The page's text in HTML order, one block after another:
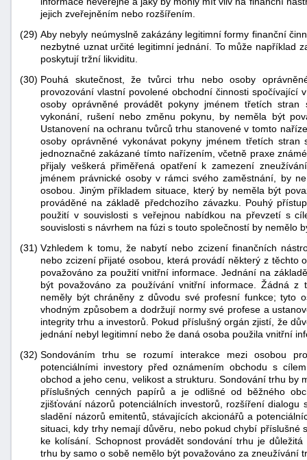
jejich zveřejněním nebo rozšířením.
(29) Aby nebyly neúmyslně zakázány legitimní formy finanční
nezbytné uznat určité legitimní jednání. To může například
poskytují tržní likviditu.
(30) Pouhá skutečnost, že tvůrci trhu nebo osoby
provozování vlastní povolené obchodní činnosti spočívající
osoby oprávněné provádět pokyny jménem třetích
vykonání, rušení nebo změnu pokynu, by neměla být
Ustanovení na ochranu tvůrců trhu stanovené v tomto
osoby oprávněné vykonávat pokyny jménem třetích
jednoznačné zakázané tímto nařízením, včetně praxe
přijaly veškerá přiměřená opatření k zamezení
jménem právnické osoby v rámci svého zaměstnání, by
osobou. Jiným příkladem situace, který by neměla být
prováděné na základě předchozího závazku. Pouhý
použití v souvislosti s veřejnou nabídkou na převzetí s
souvislosti s návrhem na fúzi s touto společností by nemělo
(31) Vzhledem k tomu, že nabytí nebo zcizení finančních
nebo zcizení přijaté osobou, která provádí některý z těchto
považováno za použití vnitřní informace. Jednání na
být považováno za používání vnitřní informace. Žádná
neměly být chráněny z důvodu své profesní funkce; tyto
vhodným způsobem a dodržují normy své profese a
integrity trhu a investorů. Pokud příslušný orgán zjistí, že
jednání nebyl legitimní nebo že daná osoba použila vnitřní
(32) Sondováním trhu se rozumí interakce mezi osobou
potenciálními investory před oznámením obchodu s
obchod a jeho cenu, velikost a strukturu. Sondování trhu
příslušných cenných papírů a je odlišné od běžného
zjišťování názorů potenciálních investorů, rozšíření
sladění názorů emitentů, stávajících akcionářů a
situaci, kdy trhy nemají důvěru, nebo pokud chybí
ke kolísání. Schopnost provádět sondování trhu je
trhu by samo o sobě nemělo být považováno za zneužívání